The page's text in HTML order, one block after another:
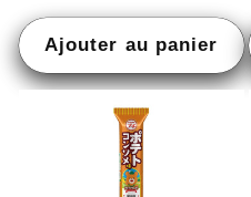
habituel
Ajouter au panier